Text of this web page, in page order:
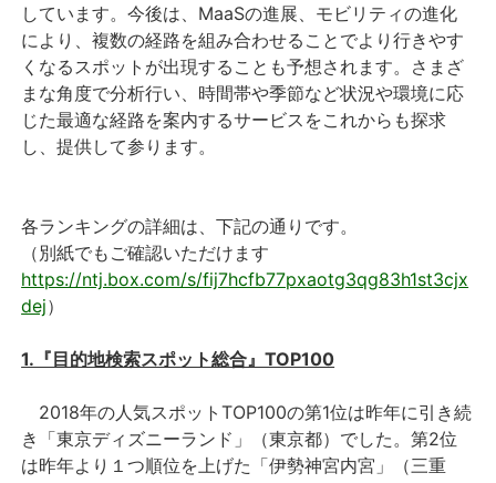
しています。今後は、MaaSの進展、モビリティの進化
により、複数の経路を組み合わせることでより行きやす
くなるスポットが出現することも予想されます。さまざ
まな角度で分析行い、時間帯や季節など状況や環境に応
じた最適な経路を案内するサービスをこれからも探求
し、提供して参ります。
各ランキングの詳細は、下記の通りです。
（別紙でもご確認いただけます
https://ntj.box.com/s/fij7hcfb77pxaotg3qg83h1st3cjx
dej）
1.『目的地検索スポット総合』TOP100
2018年の人気スポットTOP100の第1位は昨年に引き続
き「東京ディズニーランド」（東京都）でした。第2位
は昨年より１つ順位を上げた「伊勢神宮内宮」（三重